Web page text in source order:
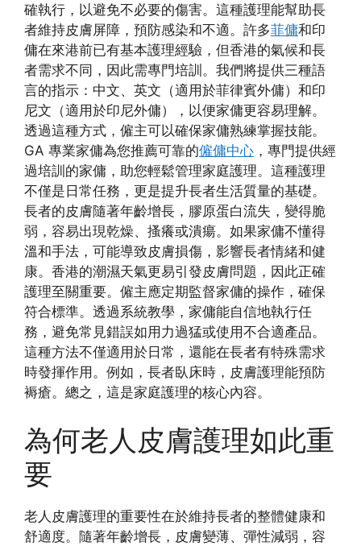
確執行，以避免不必要的傷害。這種護理能幫助長
者維持皮膚屏障，預防感染和不適。許多菲傭和印
傭在來港前已有基本護理經驗，但香港的氣候和長
者需求不同，因此需專門培訓。我們將提供三種語
言的指示：中文、英文（適用於菲律賓外傭）和印
尼文（適用於印尼外傭），以便家傭更容易理解。
透過這種方式，僱主可以確保家傭熟練掌握技能。
GA 專業家傭為您推薦可靠的僱傭中心 ，專門提供經
過培訓的家傭，助您輕鬆管理家庭護理。這種護理
不僅是日常任務，更是提升長者生活質量的基礎。
長者的皮膚隨著年齡增長，膠原蛋白流失，變得脆
弱，容易出現乾燥、搔癢或潰瘍。如果家傭不懂得
溫和手法，可能導致皮膚損傷，影響長者情緒和健
康。香港的潮濕天氣更易引發皮膚問題，因此正確
護理至關重要。僱主應定期監督家傭的操作，確保
符合標準。透過系統教學，家傭能自信地執行任
務，避免常見錯誤如用力過猛或使用不合適產品。
這種方法不僅適用於日常，還能在長者有特殊需求
時發揮作用。例如，長者臥床時，皮膚護理能預防
褥瘡。總之，這是家庭護理的核心內容。
為何老人皮膚護理如此重
要
老人皮膚護理的重要性在於維持長者的整體健康和
舒適度。隨著年齡增長，皮膚變薄、彈性減弱，容